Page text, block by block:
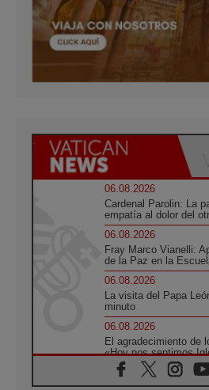
06.08.2026
Cardenal Parolin: La
empatía al dolor del
06.08.2026
Fray Marco Vianelli:
de la Paz en la
06.08.2026
La visita del Papa
minuto
06.08.2026
El agradecimiento de
«Hoy nos sentimos
06.08.2026
Líbano: Reanudan los